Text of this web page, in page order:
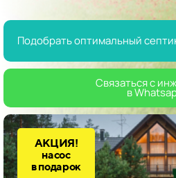
Подобрать оптимальный
Связаться с
в
АКЦИЯ!
насос
в подарок